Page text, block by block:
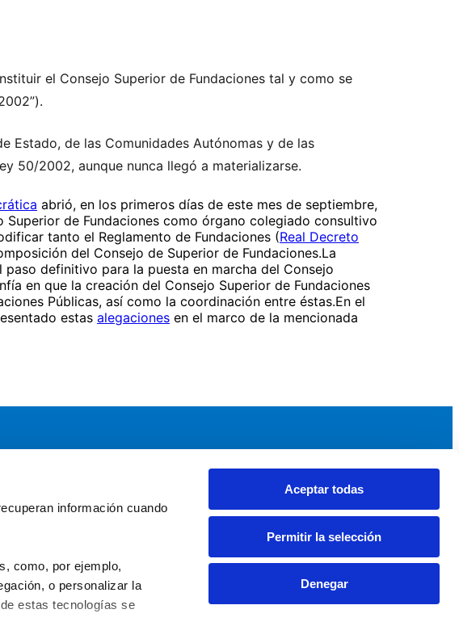
información cuando
como, por ejemplo,
o personalizar la
estas tecnologías se
Aceptar todas
Permitir la selección
Denegar
el Consejo Superior de Fundaciones tal y como se
Estado, de las Comunidades Autónomas y de las
50/2002, aunque nunca llegó a materializarse.
abrió, en los primeros días de este mes de septiembre,
de Fundaciones como órgano colegiado consultivo
tanto el Reglamento de Fundaciones (Real Decreto
del Consejo de Superior de Fundaciones.La
definitivo para la puesta en marcha del Consejo
en que la creación del Consejo Superior de Fundaciones
Públicas, así como la coordinación entre éstas.En el
estas alegaciones en el marco de la mencionada
Fundaciones por el Clima
Noticias y Eventos
Noticias AEF
Sala de prensa